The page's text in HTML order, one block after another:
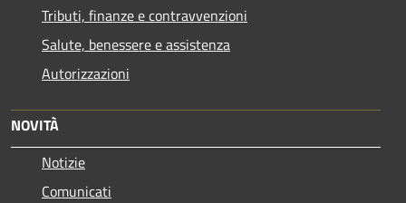
Tributi, finanze e contravvenzioni
Salute, benessere e assistenza
Autorizzazioni
NOVITÀ
Notizie
Comunicati